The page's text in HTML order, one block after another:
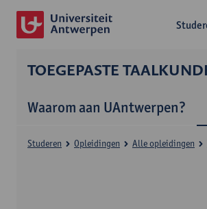
TOEGEPASTE
Waarom aan UAntwerpen?
Studeren Opleidingen Alle opleidingen